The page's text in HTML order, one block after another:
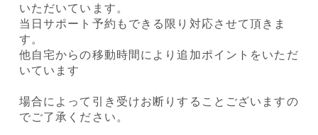
いただいています。
当日サポート予約もできる限り対応させて頂きま
す。
他自宅からの移動時間により追加ポイントをいただ
いています
場合によって引き受けお断りすることございますの
でご了承ください。